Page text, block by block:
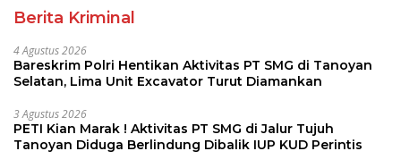
Berita Kriminal
4 Agustus 2026
Bareskrim Polri Hentikan Aktivitas PT SMG di Tanoyan
Selatan, Lima Unit Excavator Turut Diamankan
3 Agustus 2026
PETI Kian Marak ! Aktivitas PT SMG di Jalur Tujuh
Tanoyan Diduga Berlindung Dibalik IUP KUD Perintis